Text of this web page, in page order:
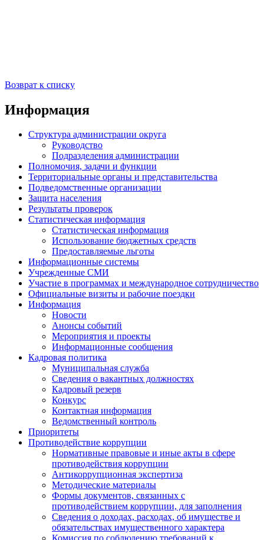
Возврат к списку
Информация
Структура администрации округа
Руководство
Подразделения администрации
Полномочия, задачи и функции
Территориальные органы и представительства
Подведомственные организации
Защита населения
Результаты проверок
Статистическая информация
Статистическая информация
Использование бюджетных средств
Предоставляемые льготы
Информационные системы
Учрежденные СМИ
Участие в программах и международное сотрудничество
Официальные визиты и рабочие поездки
Информация
Новости
Анонсы событий
Мероприятия и проекты
Информационные сообщения
Кадровая политика
Муниципальная служба
Сведения о вакантных должностях
Кадровый резерв
Конкурс
Контактная информация
Ведомственный контроль
Приоритеты
Противодействие коррупции
Нормативные правовые и иные акты в сфере
противодействия коррупции
Антикоррупционная экспертиза
Методические материалы
Формы документов, связанных с
противодействием коррупции, для заполнения
Сведения о доходах, расходах, об имуществе и
обязательствах имущественного характера